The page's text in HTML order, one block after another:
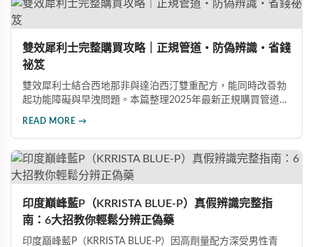
雙效犀利士完整購買攻略｜正規管道・防偽辨識・省錢
祕笈
雙效犀利士結合西地那非與達泊西汀雙重配方，能同時改善勃
起功能障礙與早洩問題。本篇整理2025年最新正規購買管道、
READ MORE →
印度巔峰藍P（KRRISTA BLUE-P）真假辨識完整指
南：6大招教你輕鬆分辨正偽藥
印度巔峰藍P（KRRISTA BLUE-P）因高劑量配方深受男性青